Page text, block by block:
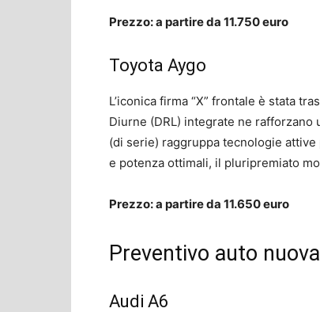
Prezzo: a partire da 11.750 euro
Toyota Aygo
L’iconica firma “X” frontale è stata
Diurne (DRL) integrate ne rafforzano
(di serie) raggruppa tecnologie
e potenza ottimali, il pluripremiato
Prezzo: a partire da 11.650 euro
Preventivo auto
Audi A6